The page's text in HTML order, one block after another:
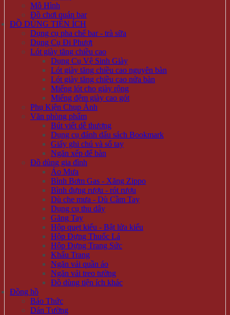
Mô Hình
Đồ chơi quán bar
ĐỒ DÙNG TIỆN ÍCH
Dụng cụ pha chế bar - trà sữa
Dụng Cụ Đi Phượt
Lót giày tăng chiều cao
Dụng Cụ Vệ Sinh Giày
Lót giày tăng chiều cao nguyên bàn
Lót giày tăng chiều cao nửa bàn
Miếng lót cho giày rộng
Miếng đệm giày cao gót
Phụ Kiện Chụp Ảnh
Văn phòng phẩm
Bút viết dễ thương
Dụng cụ đánh dấu sách Bookmark
Giấy ghi chú và sổ tay
Ngăn xếp để bàn
Đồ dùng gia đình
Áo Mưa
Bình Bơm Gas - Xăng Zippo
Bình đựng rượu - rót rượu
Dù che mưa - Dù Cầm Tay
Dụng cụ thu dây
Găng Tay
Hộp quẹt kiểu - Bật lửa kiểu
Hộp Đựng Thuốc Lá
Hộp Đựng Trang Sức
Khẩu Trang
Ngăn vải quần áo
Ngăn vải treo tường
Đồ dùng tiện ích khác
Đồng hồ
Báo Thức
Dán Tường